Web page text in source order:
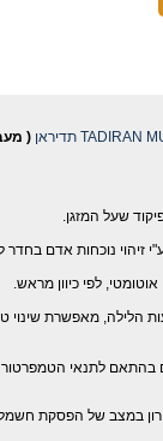
(
שעל המזגן.
זיהוי נוכחות אדם בחדר
לפי כיוון מראש.
מאפשרת שינוי
בהתאם לתנאי
במצב של הפסקת